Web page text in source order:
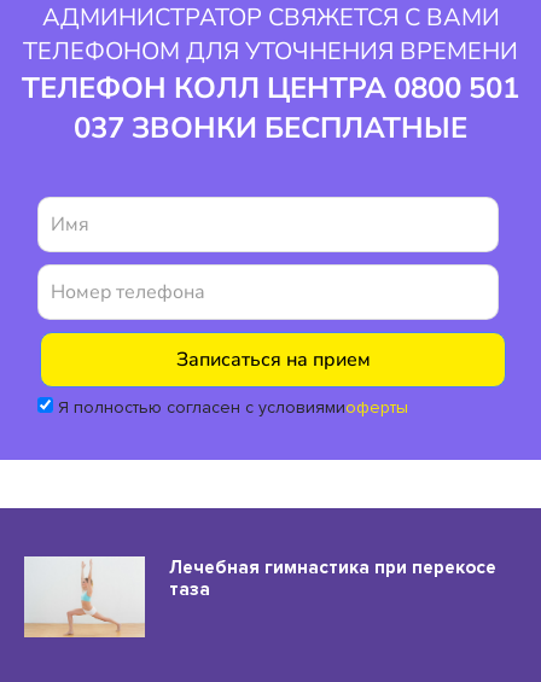
АДМИНИСТРАТОР СВЯЖЕТСЯ С ВАМИ
ТЕЛЕФОНОМ ДЛЯ УТОЧНЕНИЯ ВРЕМЕНИ
ТЕЛЕФОН КОЛЛ ЦЕНТРА 0800 501
037 ЗВОНКИ БЕСПЛАТНЫЕ
Я полностью согласен с условиямиоферты
Лечебная гимнастика при перекосе
таза